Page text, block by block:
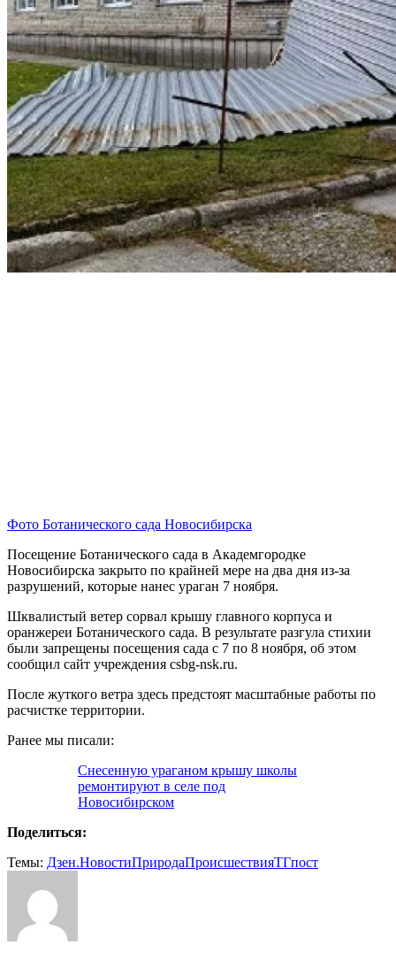
Фото Ботанического сада Новосибирска
Посещение Ботанического сада в Академгородке
Новосибирска закрыто по крайней мере на два дня из-за
разрушений, которые нанес ураган 7 ноября.
Шквалистый ветер сорвал крышу главного корпуса и
оранжереи Ботанического сада. В результате разгула стихии
были запрещены посещения сада с 7 по 8 ноября, об этом
сообщил сайт учреждения csbg-nsk.ru.
После жуткого ветра здесь предстоят масштабные работы по
расчистке территории.
Ранее мы писали:
Снесенную ураганом крышу школы
ремонтируют в селе под
Новосибирском
Поделиться:
Темы: Дзен.НовостиПриродаПроисшествияТГпост